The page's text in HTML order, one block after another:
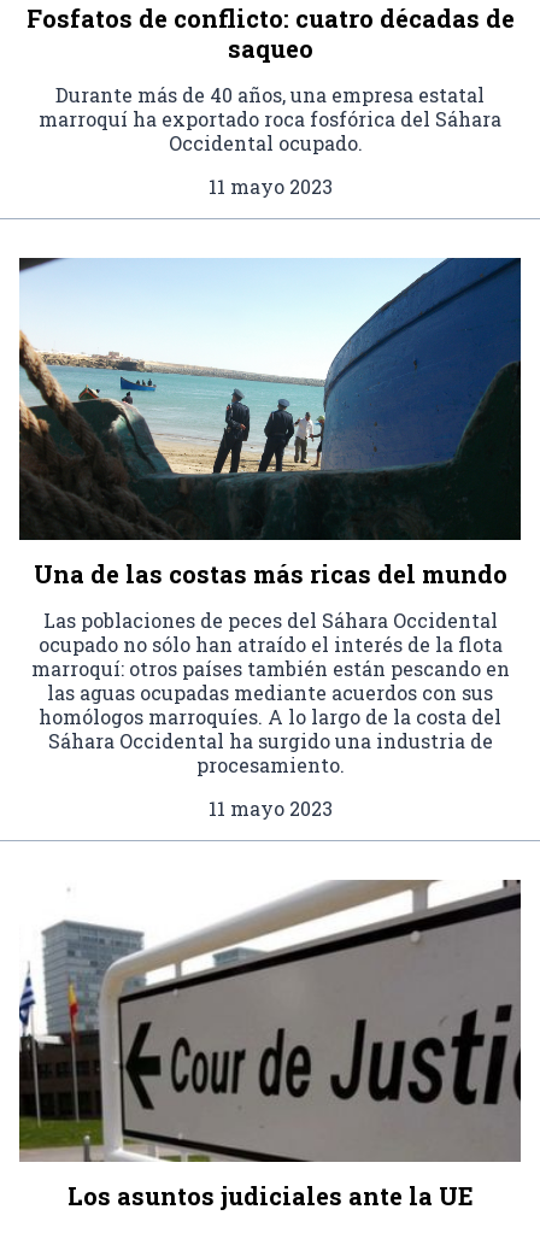
Fosfatos de conflicto: cuatro décadas de
saqueo
Durante más de 40 años, una empresa estatal
marroquí ha exportado roca fosfórica del Sáhara
Occidental ocupado.
11 mayo 2023
Una de las costas más ricas del mundo
Las poblaciones de peces del Sáhara Occidental
ocupado no sólo han atraído el interés de la flota
marroquí: otros países también están pescando en
las aguas ocupadas mediante acuerdos con sus
homólogos marroquíes. A lo largo de la costa del
Sáhara Occidental ha surgido una industria de
procesamiento.
11 mayo 2023
Los asuntos judiciales ante la UE